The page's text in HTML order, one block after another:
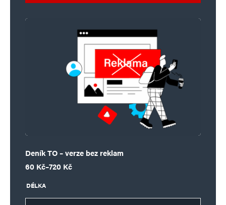
Deník TO – verze bez reklam
60 Kč–720 Kč
Rozpětí cen: 60 Kč až 720 Kč
DÉLKA